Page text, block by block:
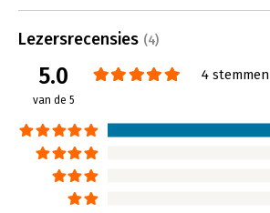
legt ze haar aanpak uit en geeft ze
Lees verder
Lezersrecensies (4)
5.0
van de 5
4 stemmen